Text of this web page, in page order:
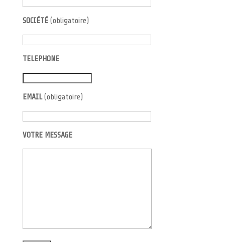
SOCIÉTÉ(obligatoire)
TELEPHONE
EMAIL(obligatoire)
VOTRE MESSAGE